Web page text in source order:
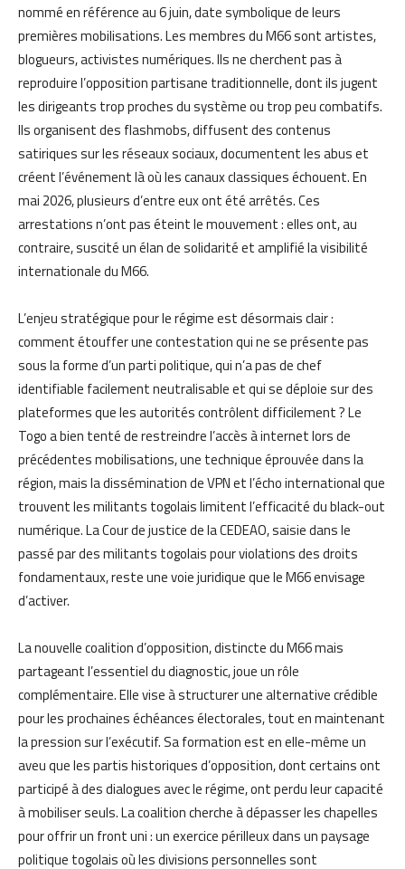
nommé en référence au 6 juin, date symbolique de leurs
premières mobilisations. Les membres du M66 sont artistes,
blogueurs, activistes numériques. Ils ne cherchent pas à
reproduire l’opposition partisane traditionnelle, dont ils jugent
les dirigeants trop proches du système ou trop peu combatifs.
Ils organisent des flashmobs, diffusent des contenus
satiriques sur les réseaux sociaux, documentent les abus et
créent l’événement là où les canaux classiques échouent. En
mai 2026, plusieurs d’entre eux ont été arrêtés. Ces
arrestations n’ont pas éteint le mouvement : elles ont, au
contraire, suscité un élan de solidarité et amplifié la visibilité
internationale du M66.
L’enjeu stratégique pour le régime est désormais clair :
comment étouffer une contestation qui ne se présente pas
sous la forme d’un parti politique, qui n’a pas de chef
identifiable facilement neutralisable et qui se déploie sur des
plateformes que les autorités contrôlent difficilement ? Le
Togo a bien tenté de restreindre l’accès à internet lors de
précédentes mobilisations, une technique éprouvée dans la
région, mais la dissémination de VPN et l’écho international que
trouvent les militants togolais limitent l’efficacité du black-out
numérique. La Cour de justice de la CEDEAO, saisie dans le
passé par des militants togolais pour violations des droits
fondamentaux, reste une voie juridique que le M66 envisage
d’activer.
La nouvelle coalition d’opposition, distincte du M66 mais
partageant l’essentiel du diagnostic, joue un rôle
complémentaire. Elle vise à structurer une alternative crédible
pour les prochaines échéances électorales, tout en maintenant
la pression sur l’exécutif. Sa formation est en elle-même un
aveu que les partis historiques d’opposition, dont certains ont
participé à des dialogues avec le régime, ont perdu leur capacité
à mobiliser seuls. La coalition cherche à dépasser les chapelles
pour offrir un front uni : un exercice périlleux dans un paysage
politique togolais où les divisions personnelles sont